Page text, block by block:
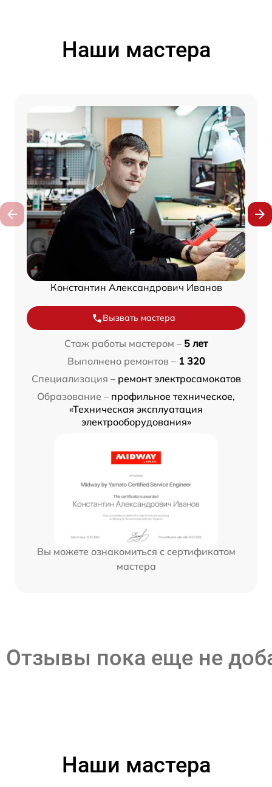
Наши мастера
Константин Александрович Иванов
Вызвать мастера
Стаж работы мастером – 5 лет
Выполнено ремонтов – 1 320
Специализация – ремонт электросамокатов
Образование – профильное техническое,
«Техническая эксплуатация
электрооборудования»
Вы можете ознакомиться с сертификатом
мастера
Отзывы пока еще не
Наши мастера